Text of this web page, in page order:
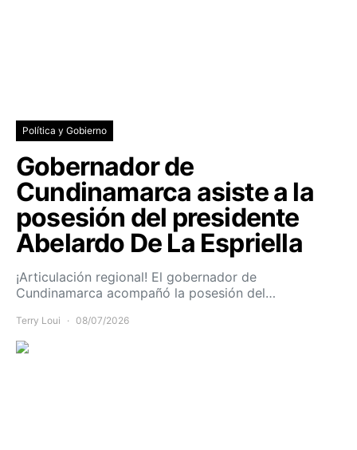
Política y Gobierno
Gobernador de
Cundinamarca asiste a la
posesión del presidente
Abelardo De La Espriella
¡Articulación regional! El gobernador de
Cundinamarca acompañó la posesión del…
Terry Loui 08/07/2026